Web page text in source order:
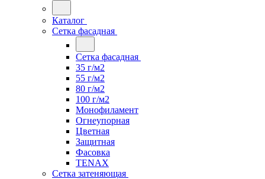
Каталог
Сетка фасадная
Сетка фасадная
35 г/м2
55 г/м2
80 г/м2
100 г/м2
Монофиламент
Огнеупорная
Цветная
Защитная
Фасовка
TENAX
Сетка затеняющая